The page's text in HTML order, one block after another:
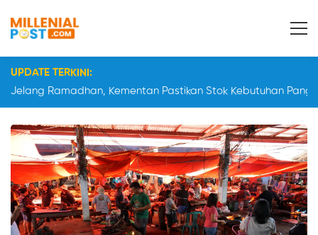
UPDATE TERKINI:
Jelang Ramadhan, Kementan Pastikan Stok Kebutuhan